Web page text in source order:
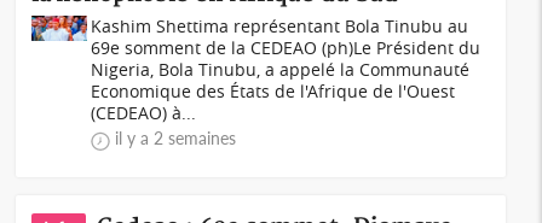
Kashim Shettima représentant Bola Tinubu au
69e somment de la CEDEAO (ph)Le Président du
Nigeria, Bola Tinubu, a appelé la Communauté
Economique des États de l'Afrique de l'Ouest
(CEDEAO) à...
il y a 2 semaines